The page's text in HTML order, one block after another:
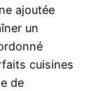
ajoutée
un
cuisines
de